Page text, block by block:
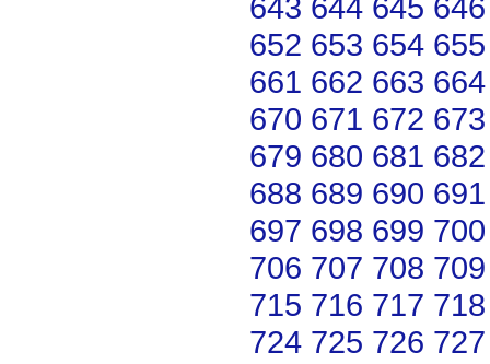
652 653 654 655
661 662 663 664
670 671 672 673
679 680 681 682
688 689 690 691
697 698 699 700
706 707 708 709
715 716 717 718
724 725 726 727